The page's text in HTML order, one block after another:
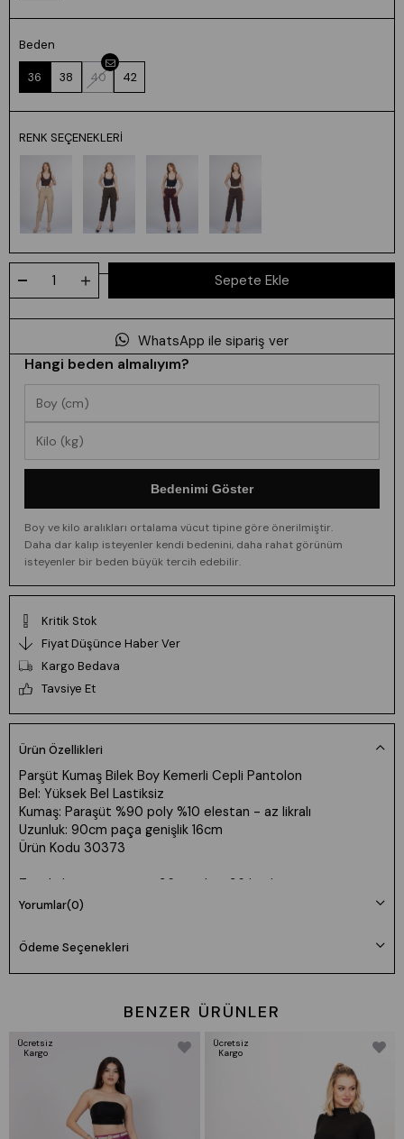
Beden
36 38 40 42
RENK SEÇENEKLERI
WhatsApp ile sipariş ver
Hangi beden almalıyım?
Bedenimi Göster
Boy ve kilo aralıkları ortalama vücut tipine göre önerilmiştir.
Daha dar kalıp isteyenler kendi bedenini, daha rahat görünüm
isteyenler bir beden büyük tercih edebilir.
Kritik Stok
Fiyat Düşünce Haber Ver
Kargo Bedava
Tavsiye Et
Ürün Özellikleri
Parşüt Kumaş Bilek Boy Kemerli Cepli Pantolon
Bel: Yüksek Bel Lastiksiz
Kumaş: Paraşüt %90 poly %10 elestan - az likralı
Uzunluk: 90cm paça genişlik 16cm
Ürün Kodu 30373
Tam kalıp - prova ürün 36 manken 36 beden
Yorumlar(0)
Ödeme Seçenekleri
BENZER ÜRÜNLER
Ücretsiz
Kargo
Ücretsiz
Kargo